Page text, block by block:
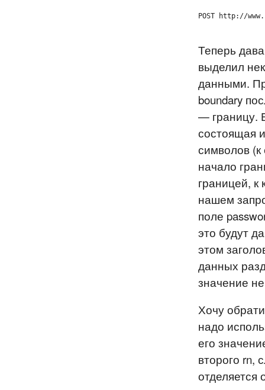
POST http://
Теперь
выделил
данными.
boundary
— границу.
состоящая
символов
начало
границей,
нашем
поле
это будут
этом
данных
значение
Хочу
надо
его
второго rn,
отделяется